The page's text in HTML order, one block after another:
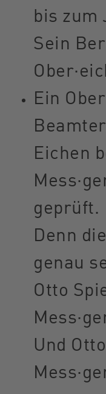
bis zum
Sein
Ein
Eichen
geprüft.
Denn
genau
Otto
Und